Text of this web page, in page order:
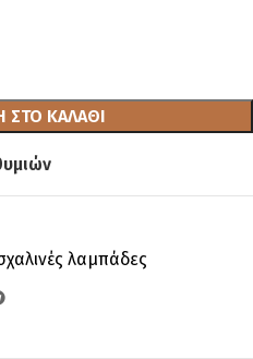
ΚΑΛΆΘΙ
λαμπάδες